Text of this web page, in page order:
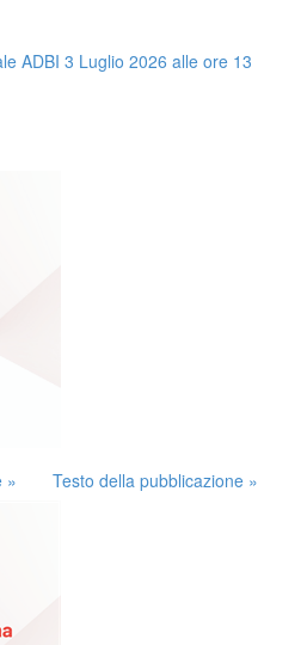
ADBI 3 Luglio 2026 alle ore 13
» Testo della pubblicazione »